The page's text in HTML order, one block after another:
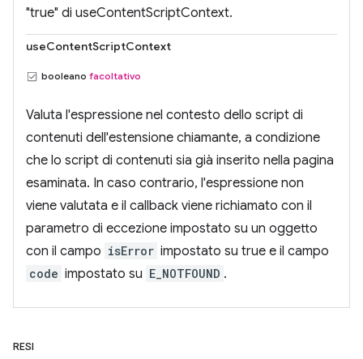
"true" di useContentScriptContext.
useContentScriptContext
booleano facoltativo
Valuta l'espressione nel contesto dello script di
contenuti dell'estensione chiamante, a condizione
che lo script di contenuti sia già inserito nella pagina
esaminata. In caso contrario, l'espressione non
viene valutata e il callback viene richiamato con il
parametro di eccezione impostato su un oggetto
con il campo isError impostato su true e il campo
code impostato su E_NOTFOUND .
RESI